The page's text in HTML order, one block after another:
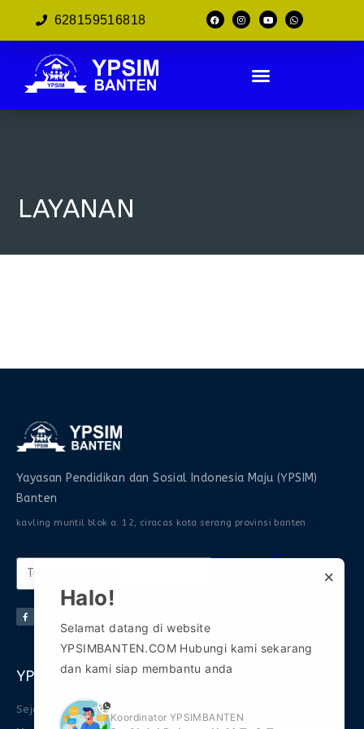
628159516818
LAYANAN
Yayasan Pendidikan dan Sosial Indonesia Maju (YPSIM)
Banten
kavling muntil blok a. 12, ciracas kota serang provinsi banten
YPSIM Banten
Sejarah
Informasi
×
Halo!
Selamat datang di website
YPSIMBANTEN.COM Hubungi kami sekarang
dan kami siap membantu anda
phone
Koordinator YPSIMBANTEN